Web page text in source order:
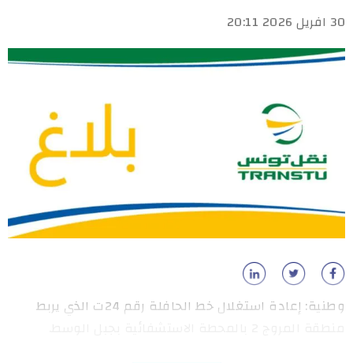
30 افريل 2026 20:11
وطنية: إعادة استغلال خط الحافلة رقم 24ت الذي يربط